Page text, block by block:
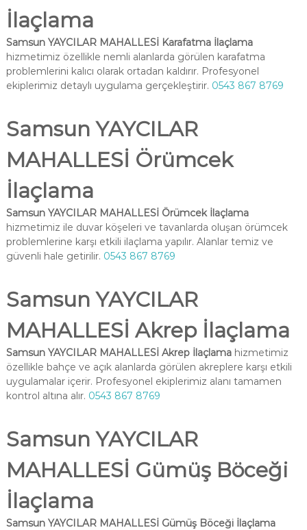
İlaçlama
Samsun YAYCILAR MAHALLESİ Karafatma İlaçlama
hizmetimiz özellikle nemli alanlarda görülen karafatma
problemlerini kalıcı olarak ortadan kaldırır. Profesyonel
ekiplerimiz detaylı uygulama gerçekleştirir. 0543 867 8769
Samsun YAYCILAR
MAHALLESİ Örümcek
İlaçlama
Samsun YAYCILAR MAHALLESİ Örümcek İlaçlama
hizmetimiz ile duvar köşeleri ve tavanlarda oluşan örümcek
problemlerine karşı etkili ilaçlama yapılır. Alanlar temiz ve
güvenli hale getirilir. 0543 867 8769
Samsun YAYCILAR
MAHALLESİ Akrep İlaçlama
Samsun YAYCILAR MAHALLESİ Akrep İlaçlamahizmetimiz
özellikle bahçe ve açık alanlarda görülen akreplere karşı etkili
uygulamalar içerir. Profesyonel ekiplerimiz alanı tamamen
kontrol altına alır. 0543 867 8769
Samsun YAYCILAR
MAHALLESİ Gümüş Böceği
İlaçlama
Samsun YAYCILAR MAHALLESİ Gümüş Böceği İlaçlama